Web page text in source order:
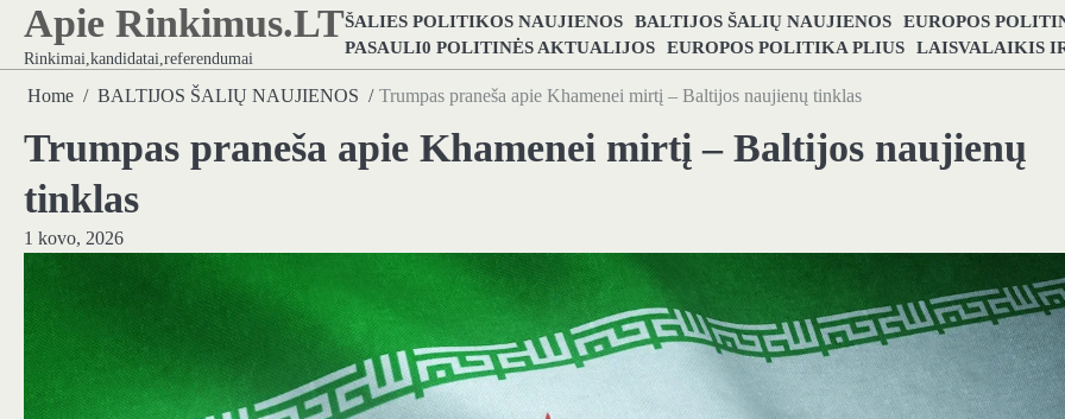
Skip
content
Apie Rinkimus.LT
Rinkimai,kandidatai,referendumai
ŠALIES POLITIKOS NAUJIENOS BALTIJOS ŠALIŲ NAUJIENOS EUROPOS
PASAULI0 POLITINĖS AKTUALIJOS EUROPOS POLITIKA PLIUS LAISVALAIKIS
Home BALTIJOS ŠALIŲ NAUJIENOS Trumpas praneša apie Khamenei mirtį – Baltijos naujienų tinklas
Trumpas praneša apie Khamenei mirtį – Baltijos naujienų
tinklas
1 kovo, 2026